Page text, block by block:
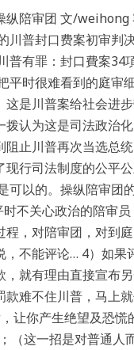
纵陪审团 文/
川普封口费案初审判
普有罪：封口費案34
平时很难看到的庭审
这是川普案给社会进
拨认为这是司法政治
阻止川普再次当选总
现行司法制度的公平
可以的。操纵陪审团
不关心政治的陪审
程，对陪审团，对到
，不能评论… 4）如果
，就有理由直接宣布
难不住川普，马上
让你产生绝望及恐慌
（这一招是对普通